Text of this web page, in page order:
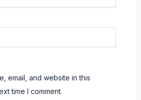
email, and website in this
time I comment.